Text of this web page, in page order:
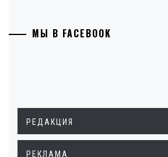
МЫ В FACEBOOK
РЕДАКЦИЯ
РЕКЛАМА